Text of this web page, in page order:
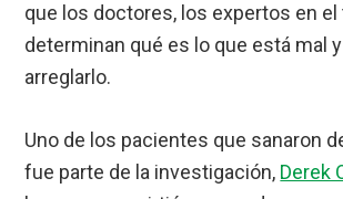
que los doctores, los expertos en el
determinan qué es lo que está mal
arreglarlo.
Uno de los pacientes que sanaron
fue parte de la investigación, Derek